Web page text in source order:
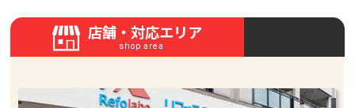
店舗・対応エリア
shop area